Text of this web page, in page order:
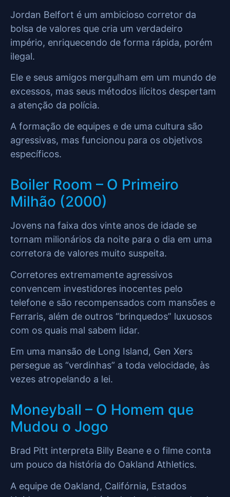
Jordan Belfort é um ambicioso corretor da
bolsa de valores que cria um verdadeiro
império, enriquecendo de forma rápida, porém
ilegal.
Ele e seus amigos mergulham em um mundo de
excessos, mas seus métodos ilícitos despertam
a atenção da polícia.
A formação de equipes e de uma cultura são
agressivas, mas funcionou para os objetivos
específicos.
Boiler Room – O Primeiro
Milhão (2000)
Jovens na faixa dos vinte anos de idade se
tornam milionários da noite para o dia em uma
corretora de valores muito suspeita.
Corretores extremamente agressivos
convencem investidores inocentes pelo
telefone e são recompensados com mansões e
Ferraris, além de outros “brinquedos” luxuosos
com os quais mal sabem lidar.
Em uma mansão de Long Island, Gen Xers
persegue as “verdinhas” a toda velocidade, às
vezes atropelando a lei.
Moneyball – O Homem que
Mudou o Jogo
Brad Pitt interpreta Billy Beane e o filme conta
um pouco da história do Oakland Athletics.
A equipe de Oakland, Califórnia, Estados